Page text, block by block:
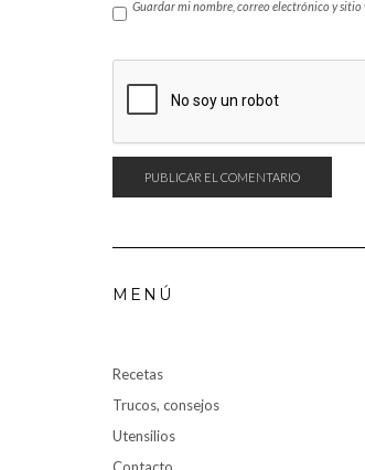
Guardar mi nombre, correo electrónico y sitio
MENÚ
Recetas
Trucos, consejos
Utensilios
Contacto